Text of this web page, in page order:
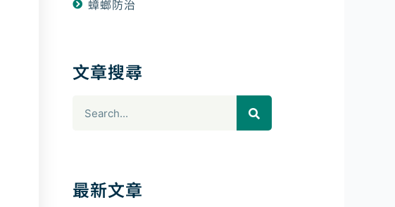
蟑螂防治
文章搜尋
最新文章